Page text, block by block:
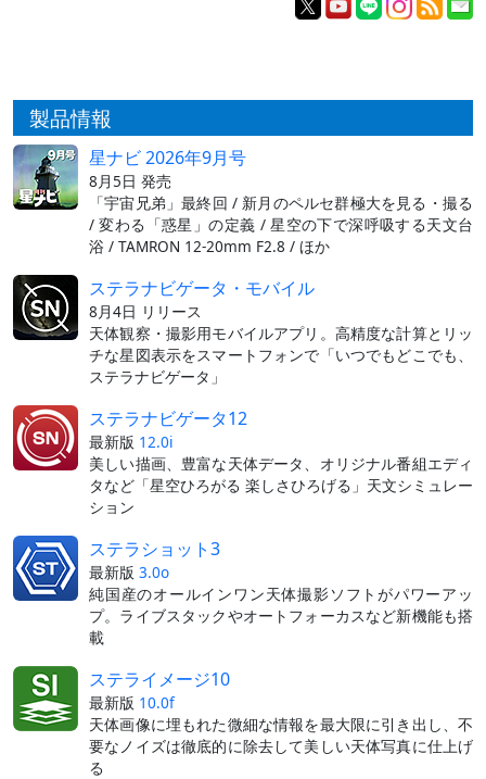
製品情報
星ナビ 2026年9月号
8月5日 発売
「宇宙兄弟」最終回 / 新月のペルセ群極大を見る・撮る
/ 変わる「惑星」の定義 / 星空の下で深呼吸する天文台
浴 / TAMRON 12-20mm F2.8 / ほか
ステラナビゲータ・モバイル
8月4日 リリース
天体観察・撮影用モバイルアプリ。高精度な計算とリッ
チな星図表示をスマートフォンで「いつでもどこでも、
ステラナビゲータ」
ステラナビゲータ12
最新版 12.0i
美しい描画、豊富な天体データ、オリジナル番組エディ
タなど「星空ひろがる 楽しさひろげる」天文シミュレー
ション
ステラショット3
最新版 3.0o
純国産のオールインワン天体撮影ソフトがパワーアッ
プ。ライブスタックやオートフォーカスなど新機能も搭
載
ステライメージ10
最新版 10.0f
天体画像に埋もれた微細な情報を最大限に引き出し、不
要なノイズは徹底的に除去して美しい天体写真に仕上げ
る